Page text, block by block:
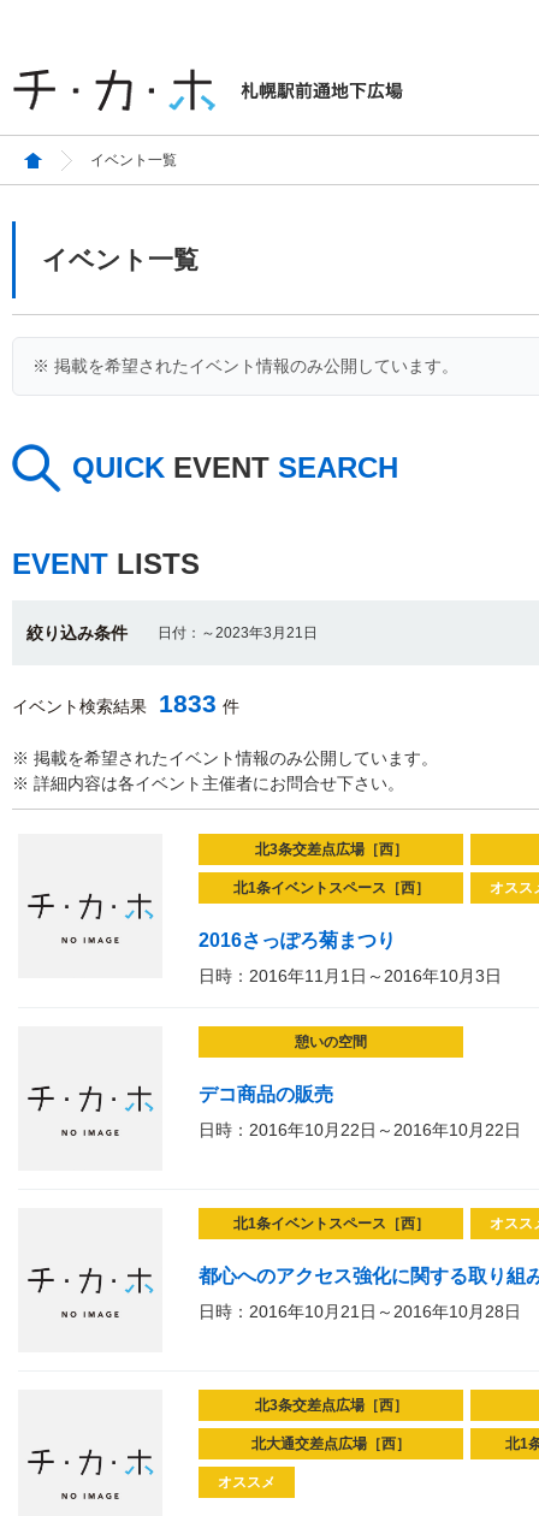
イベント一覧
イベント一覧
※ 掲載を希望されたイベント情報のみ公開しています。
QUICK EVENT SEARCH
EVENT LISTS
絞り込み条件 日付：～2023年3月21日
イベント検索結果 1833 件
※ 掲載を希望されたイベント情報のみ公開しています。
※ 詳細内容は各イベント主催者にお問合せ下さい。
北3条交差点広場［西］
北1条イベントスペース［西］ オスス
2016さっぽろ菊まつり
日時：2016年11月1日～2016年10月3日
憩いの空間
デコ商品の販売
日時：2016年10月22日～2016年10月22日
北1条イベントスペース［西］ オスス
都心へのアクセス強化に関する取り組
日時：2016年10月21日～2016年10月28日
北3条交差点広場［西］
北大通交差点広場［西］ 北1
オススメ